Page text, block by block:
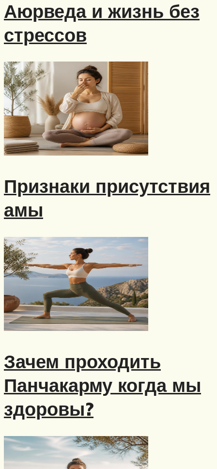
Аюрведа и жизнь без
стрессов
Признаки присутствия
амы
Зачем проходить
Панчакарму когда мы
здоровы?